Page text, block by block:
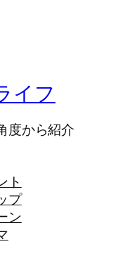
イフ
度から紹介
ト
プ
ン